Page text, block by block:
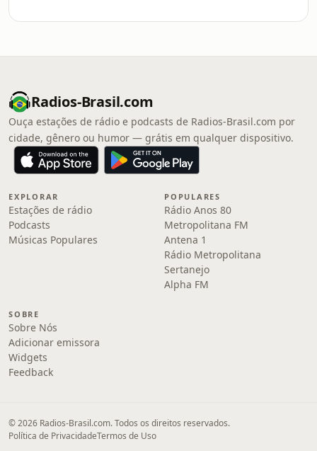
Radios-Brasil.com
Ouça estações de rádio e podcasts de Radios-Brasil.com por
cidade, gênero ou humor — grátis em qualquer dispositivo.
EXPLORAR
Estações de rádio
Podcasts
Músicas Populares
POPULARES
Rádio Anos 80
Metropolitana FM
Antena 1
Rádio Metropolitana
Sertanejo
Alpha FM
SOBRE
Sobre Nós
Adicionar emissora
Widgets
Feedback
© 2026 Radios-Brasil.com. Todos os direitos reservados.
Política de PrivacidadeTermos de Uso